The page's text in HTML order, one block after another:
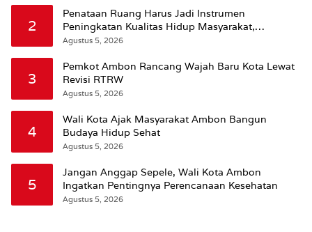
2
Penataan Ruang Harus Jadi Instrumen
Peningkatan Kualitas Hidup Masyarakat,
Wattimena: Revisi RT-RW Ditetapkan Pemkot
Agustus 5, 2026
3
Pemkot Ambon Rancang Wajah Baru Kota Lewat
Revisi RTRW
Agustus 5, 2026
4
Wali Kota Ajak Masyarakat Ambon Bangun
Budaya Hidup Sehat
Agustus 5, 2026
5
Jangan Anggap Sepele, Wali Kota Ambon
Ingatkan Pentingnya Perencanaan Kesehatan
Agustus 5, 2026